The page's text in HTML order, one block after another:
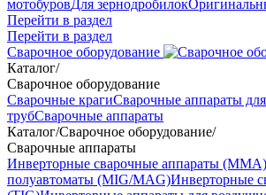
мотобуровДля зернодробилок
Перейти в раздел
Перейти в раздел
Сварочное оборудование
Каталог/
Сварочное оборудование
Сварочные крагиСварочные аппараты
трубСварочные аппараты
Каталог/Сварочное оборудование/
Сварочные аппараты
Инверторные сварочные аппараты (ММА)
полуавтоматы (MIG/MAG)Инверторные